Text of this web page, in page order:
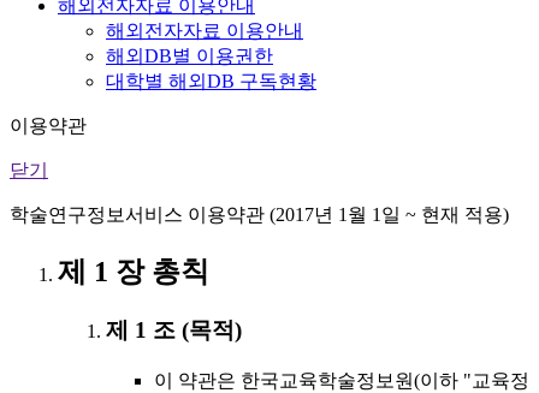
해외전자자료 이용안내
해외전자자료 이용안내
해외DB별 이용권한
대학별 해외DB 구독현황
이용약관
닫기
학술연구정보서비스 이용약관 (2017년 1월 1일 ~ 현재 적용)
제 1 장 총칙
제 1 조 (목적)
이 약관은 한국교육학술정보원(이하 "교육정